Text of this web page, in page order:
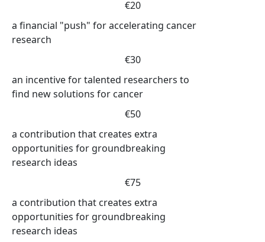
€20
a financial "push" for accelerating cancer
research
€30
an incentive for talented researchers to
find new solutions for cancer
€50
a contribution that creates extra
opportunities for groundbreaking
research ideas
€75
a contribution that creates extra
opportunities for groundbreaking
research ideas